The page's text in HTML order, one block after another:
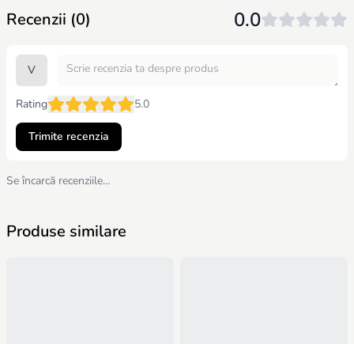
gândirea logică și atenția. Jucăria muzicală "Xilofon cu bile" va fi
un cadou minunat pentru copilul dumneavoastră, ajutându-l să
Recenzii (0) 0.0
V
Rating 5.0
Trimite recenzia
Se încarcă recenziile…
Produse similare